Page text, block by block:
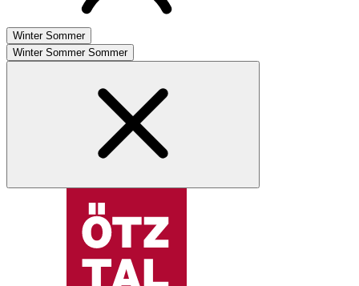
Winter Sommer
Winter Sommer Sommer